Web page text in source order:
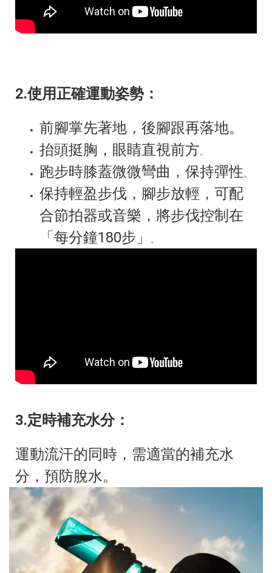
2.使用正確運動姿勢：
前腳掌先著地，後腳跟再落地。
抬頭挺胸，眼睛直視前方。
跑步時膝蓋微微彎曲，保持彈性。
保持輕盈步伐，腳步放輕，可配
合節拍器或音樂，將步伐控制在
「每分鐘180步」
。
3.定時補充水分：
運動流汗的同時，需適當的補充水
分，預防脫水。